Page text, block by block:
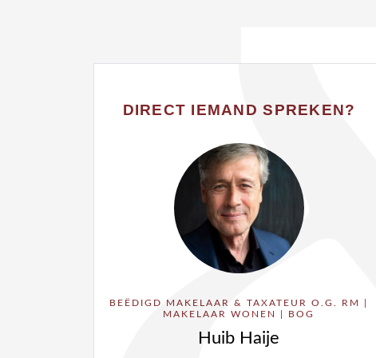
DIRECT IEMAND SPREKEN?
BEËDIGD MAKELAAR & TAXATEUR O.G. RM |
MAKELAAR WONEN | BOG
Huib Haije